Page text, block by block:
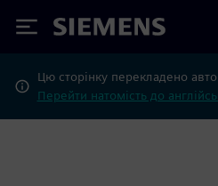
Siemens
Цю сторінку перекладено
Перейти натомість до